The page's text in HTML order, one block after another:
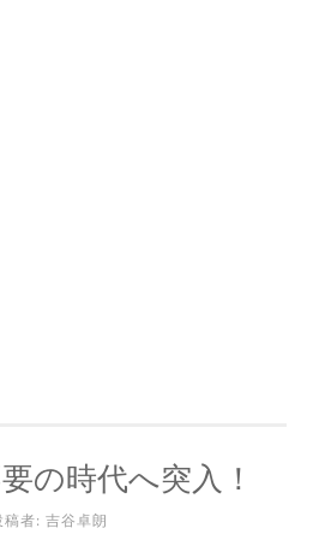
の時代へ突入！
稿者: 吉谷卓朗